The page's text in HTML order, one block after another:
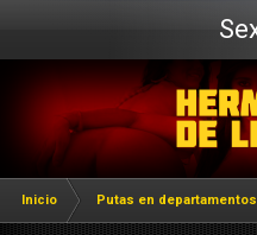
Inicio Putas en departamentos